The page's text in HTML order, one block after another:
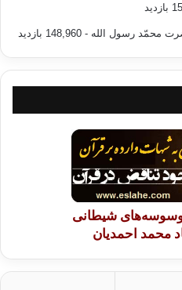
محمّد رسول الله - 148,960 بازدید
وسوسه‌های شیطانی
محمد احمدیان